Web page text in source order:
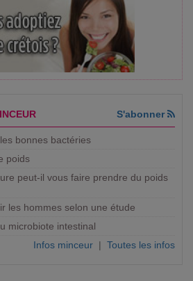
S'abonner
bonnes bactéries
poids
peut-il vous faire prendre du poids
les hommes selon une étude
microbiote intestinal
Infos minceur | Toutes les infos